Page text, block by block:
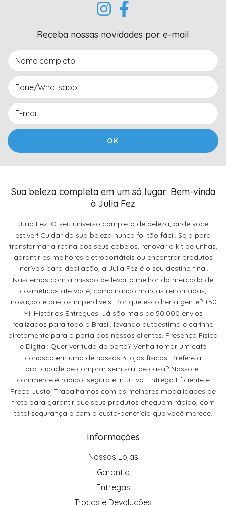
Receba nossas novidades por e-mail
Sua beleza completa em um só lugar: Bem-vinda
à Julia Fez
Julia Fez: O seu universo completo de beleza, onde você
estiver! Cuidar da sua beleza nunca foi tão fácil. Seja para
transformar a rotina dos seus cabelos, renovar o kit de unhas,
garantir os melhores eletroportáteis ou encontrar produtos
incríveis para depilação, a Julia Fez é o seu destino final.
Nascemos com a missão de levar o melhor do mercado de
cosméticos até você, combinando marcas renomadas,
inovação e preços imperdíveis. Por que escolher a gente? +50
Mil Histórias Entregues: Já são mais de 50.000 envios
realizados para todo o Brasil, levando autoestima e carinho
diretamente para a porta dos nossos clientes. Presença Física
e Digital: Quer ver tudo de perto? Venha tomar um café
conosco em uma de nossas 3 lojas físicas. Prefere a
praticidade de comprar sem sair de casa? Nosso e-
commerce é rápido, seguro e intuitivo. Entrega Eficiente e
Preço Justo: Trabalhamos com as melhores modalidades de
frete para garantir que seus produtos cheguem rápido, com
total segurança e com o custo-benefício que você merece.
Informações
Nossas Lojas
Garantia
Entregas
Trocas e Devoluções